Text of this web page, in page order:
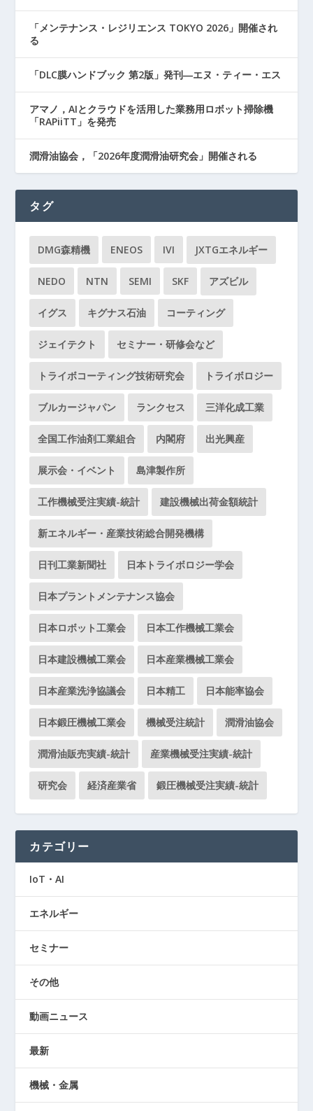
「メンテナンス・レジリエンス TOKYO 2026」開催され
る
「DLC膜ハンドブック 第2版」発刊―エヌ・ティー・エス
アマノ，AIとクラウドを活用した業務用ロボット掃除機
「RAPiiTT」を発売
潤滑油協会，「2026年度潤滑油研究会」開催される
タグ
DMG森精機 ENEOS IVI JXTGエネルギー
NEDO NTN SEMI SKF アズビル
イグス キグナス石油 コーティング
ジェイテクト セミナー・研修会など
トライボコーティング技術研究会 トライボロジー
ブルカージャパン ランクセス 三洋化成工業
全国工作油剤工業組合 内閣府 出光興産
展示会・イベント 島津製作所
工作機械受注実績-統計 建設機械出荷金額統計
新エネルギー・産業技術総合開発機構
日刊工業新聞社 日本トライボロジー学会
日本プラントメンテナンス協会
日本ロボット工業会 日本工作機械工業会
日本建設機械工業会 日本産業機械工業会
日本産業洗浄協議会 日本精工 日本能率協会
日本鍛圧機械工業会 機械受注統計 潤滑油協会
潤滑油販売実績-統計 産業機械受注実績-統計
研究会 経済産業省 鍛圧機械受注実績-統計
カテゴリー
IoT・AI
エネルギー
セミナー
その他
動画ニュース
最新
機械・金属